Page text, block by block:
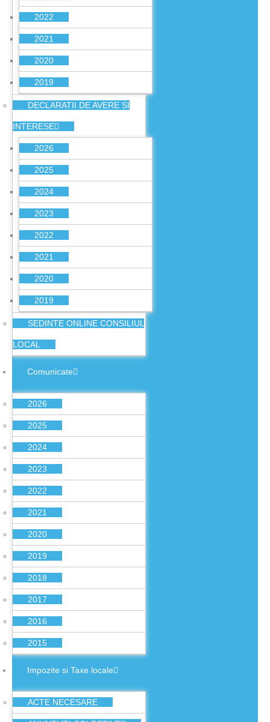
2022
2021
2020
2019
DECLARATII DE AVERE SI
INTERESE
2026
2025
2024
2023
2022
2021
2020
2019
SEDINTE ONLINE CONSILIUL
LOCAL
Comunicate
2026
2025
2024
2023
2022
2021
2020
2019
2018
2017
2016
2015
Impozite si Taxe locale
ACTE NECESARE